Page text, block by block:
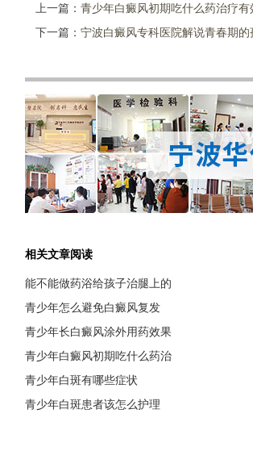
上一篇： 青少年白癜风初期吃什么药治疗有
下一篇： 宁波白癜风专科医院解说青春期
相关文章阅读
能不能做药浴给孩子治腿上的
青少年怎么避免白癜风复发
青少年长白癜风涂外用药效果
青少年白癜风初期吃什么药治
青少年白斑有哪些症状
青少年白斑患者该怎么护理